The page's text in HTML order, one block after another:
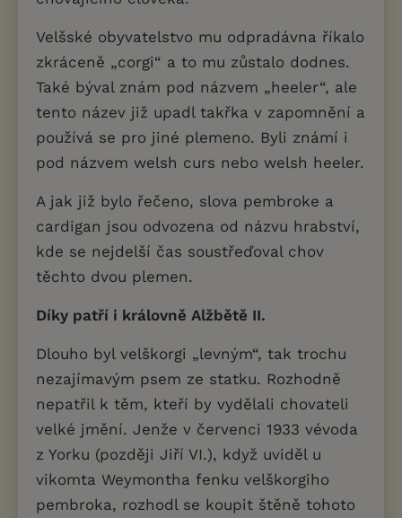
Velšské obyvatelstvo mu odpradávna říkalo
zkráceně „corgi“ a to mu zůstalo dodnes.
Také býval znám pod názvem „heeler“, ale
tento název již upadl takřka v zapomnění a
používá se pro jiné plemeno. Byli známí i
pod názvem welsh curs nebo welsh heeler.
A jak již bylo řečeno, slova pembroke a
cardigan jsou odvozena od názvu hrabství,
kde se nejdelší čas soustřeďoval chov
těchto dvou plemen.
Díky patří i královně Alžbětě II.
Dlouho byl velškorgi „levným“, tak trochu
nezajímavým psem ze statku. Rozhodně
nepatřil k těm, kteří by vydělali chovateli
velké jmění. Jenže v červenci 1933 vévoda
z Yorku (později Jiří VI.), když uviděl u
vikomta Weymontha fenku velškorgiho
pembroka, rozhodl se koupit štěně tohoto